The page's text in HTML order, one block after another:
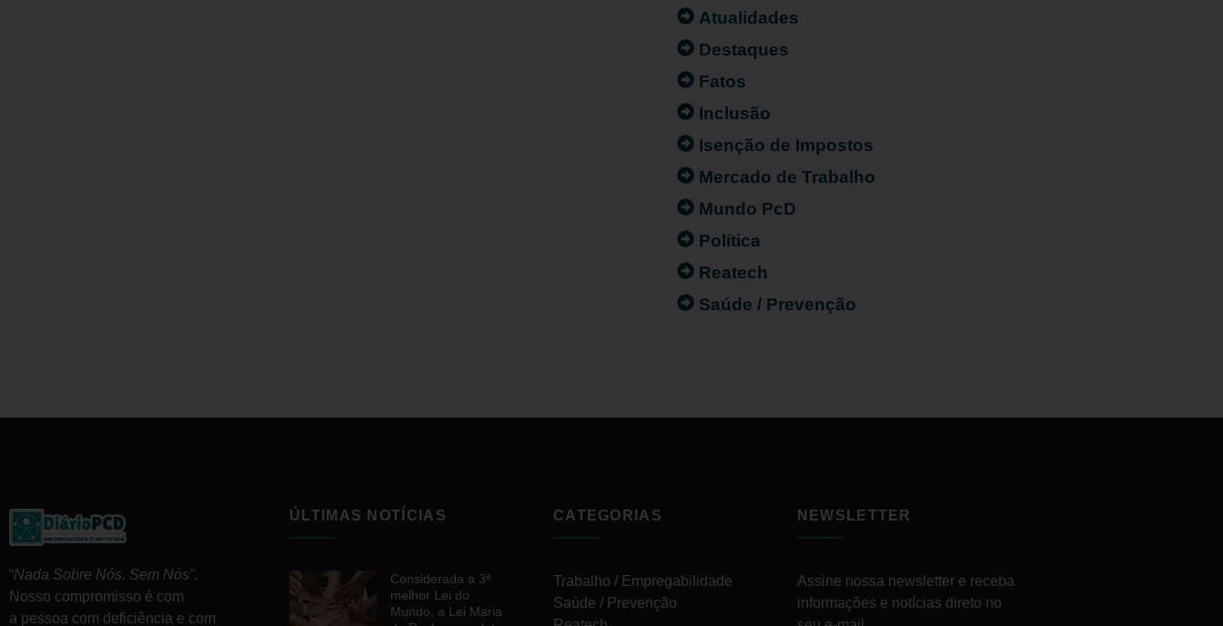
Atualidades
Destaques
Fatos
Inclusão
Isenção de Impostos
Mercado de Trabalho
Mundo PcD
Política
Reatech
Saúde / Prevenção
“Nada Sobre Nós. Sem Nós”.
Nosso compromisso é com
a pessoa com deficiência e com
ÚLTIMAS NOTÍCIAS
Considerada a 3ª
melhor Lei do
Mundo, a Lei Maria
CATEGORIAS
Trabalho / Empregabilidade
Saúde / Prevenção
NEWSLETTER
Assine nossa newsletter e receba
informações e notícias direto no